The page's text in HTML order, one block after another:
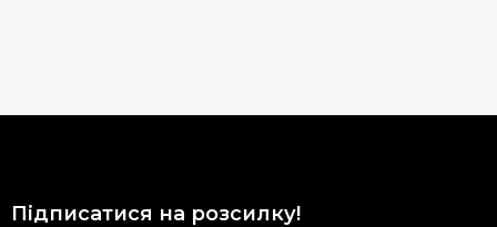
Підписатися на розсилку!